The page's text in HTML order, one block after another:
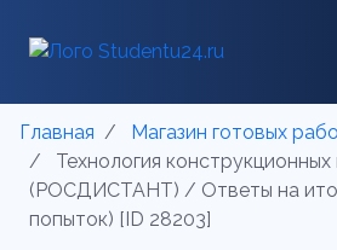
Главная
Магазин готовых
Технология
(РОСДИСТАНТ) / Ответы на
попыток) [ID 28203]